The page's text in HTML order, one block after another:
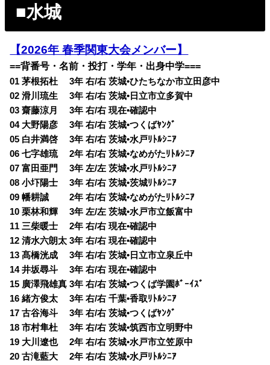
■水城
【2026年 春季関東大会メンバー】
==背番号・名前・投打・学年・出身中学===
01 茅根拓杜 3年 右/右 茨城•ひたちなか市立田彦中
02 滑川琉生 3年 右/右 茨城•日立市立多賀中
03 齋藤涼月 3年 右/右 現在•確認中
04 大野陽彦 3年 右/右 茨城•つくばﾔﾝｸﾞ
05 白井満啓 3年 右/右 茨城•水戸ﾘﾄﾙｼﾆｱ
06 七字雄琉 2年 右/右 茨城•なめがたﾘﾄﾙｼﾆｱ
07 富田亜門 3年 左/左 茨城•水戸ﾘﾄﾙｼﾆｱ
08 小圷陽士 3年 右/右 茨城•茨城ﾘﾄﾙｼﾆｱ
09 幡耕誠 2年 右/右 茨城•なめがたﾘﾄﾙｼﾆｱ
10 栗林和輝 3年 左/左 茨城•水戸市立飯富中
11 三柴暖士 2年 右/右 現在•確認中
12 清水六朗太 3年 右/右 現在•確認中
13 髙橋洸成 3年 右/右 茨城•日立市立泉丘中
14 井坂尋斗 3年 右/右 現在•確認中
15 廣澤飛雄真 3年 右/右 茨城•つくば学園ﾎﾞｰｲｽﾞ
16 緒方俊太 3年 右/右 千葉•香取ﾘﾄﾙｼﾆｱ
17 古谷海斗 3年 右/右 茨城•つくばﾔﾝｸﾞ
18 市村隼杜 3年 右/右 茨城•筑西市立明野中
19 大川遼也 2年 右/右 茨城•水戸市立笠原中
20 古滝藍大 2年 右/右 茨城•水戸ﾘﾄﾙｼﾆｱ